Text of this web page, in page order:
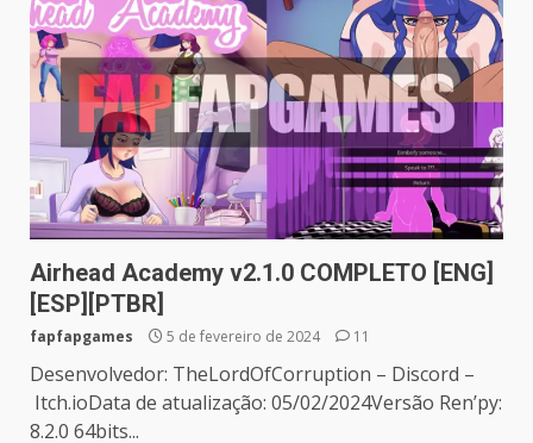
Airhead Academy v2.1.0 COMPLETO [ENG]
[ESP][PTBR]
fapfapgames 5 de fevereiro de 2024 11
Desenvolvedor: TheLordOfCorruption – Discord –
Itch.ioData de atualização: 05/02/2024Versão Ren’py:
8.2.0 64bits...